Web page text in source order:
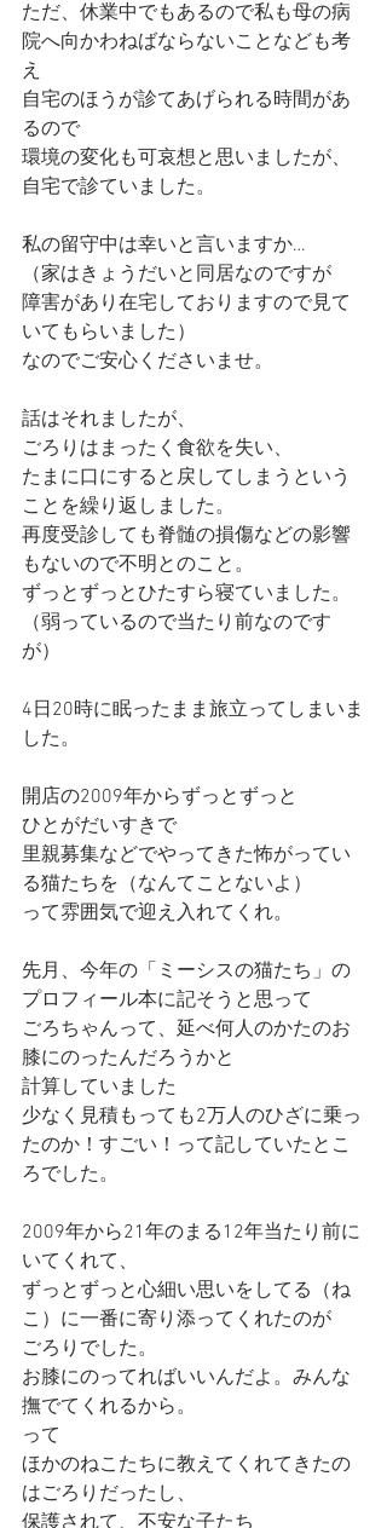
ただ、休業中でもあるので私も母の病
院へ向かわねばならないことなども考
え
自宅のほうが診てあげられる時間があ
るので
環境の変化も可哀想と思いましたが、
自宅で診ていました。
私の留守中は幸いと言いますか…
（家はきょうだいと同居なのですが
障害があり在宅しておりますので見て
いてもらいました）
なのでご安心くださいませ。
話はそれましたが、
ごろりはまったく食欲を失い、
たまに口にすると戻してしまうという
ことを繰り返しました。
再度受診しても脊髄の損傷などの影響
もないので不明とのこと。
ずっとずっとひたすら寝ていました。
（弱っているので当たり前なのです
が）
4日20時に眠ったまま旅立ってしまいま
した。
開店の2009年からずっとずっと
ひとがだいすきで
里親募集などでやってきた怖がってい
る猫たちを（なんてことないよ）
って雰囲気で迎え入れてくれ。
先月、今年の「ミーシスの猫たち」の
プロフィール本に記そうと思って
ごろちゃんって、延べ何人のかたのお
膝にのったんだろうかと
計算していました
少なく見積もっても2万人のひざに乗っ
たのか！すごい！って記していたとこ
ろでした。
2009年から21年のまる12年当たり前に
いてくれて、
ずっとずっと心細い思いをしてる（ね
こ）に一番に寄り添ってくれたのが
ごろりでした。
お膝にのってればいいんだよ。みんな
撫でてくれるから。
って
ほかのねこたちに教えてくれてきたの
はごろりだったし、
保護されて、不安な子たち